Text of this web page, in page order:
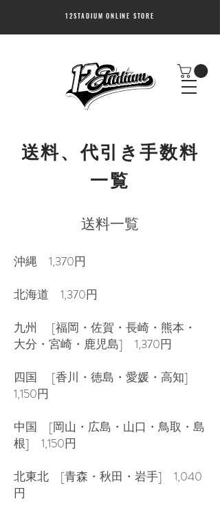
12STADIUM ONLINE STORE
沖縄 1,370円
北海道 1,370円
九州 [福岡・佐賀・長崎・熊本・
大分・宮崎・鹿児島] 1,370円
四国 [香川・徳島・愛媛・高知]
1,150円
中国 [岡山・広島・山口・鳥取・島
根] 1,150円
北東北 [青森・秋田・岩手] 1,040
円
送料、代引き手数料
一覧
送料一覧